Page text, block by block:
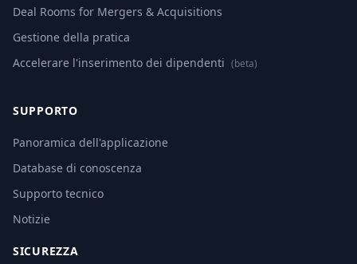
Deal Rooms for Mergers & Acquisitions
Gestione della pratica
Accelerare l'inserimento dei dipendenti (beta)
SUPPORTO
Panoramica dell'applicazione
Database di conoscenza
Supporto tecnico
Notizie
SICUREZZA